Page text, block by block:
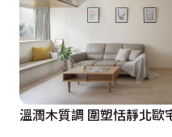
溫潤木質調 圍塑恬靜北